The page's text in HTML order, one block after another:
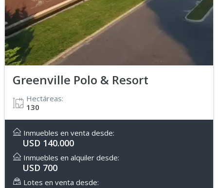
Greenville Polo & Resort
Hectáreas:
130
Inmuebles en venta desde:
USD 140.000
Inmuebles en alquiler desde:
USD 700
Lotes en venta desde: